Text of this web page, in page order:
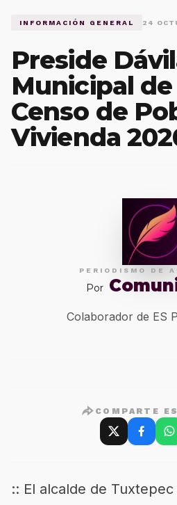
INFORMACIÓN GENERAL 24
Preside
Municipal
Censo de
Vivienda
PERIODISMO DE
Por
Colaborador de ES
COMPARTE
:: El alcalde de